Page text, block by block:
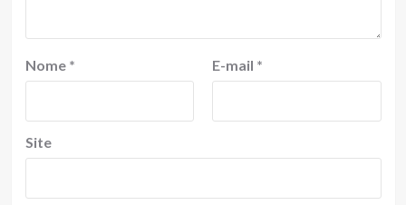
Nome * E-mail *
Site